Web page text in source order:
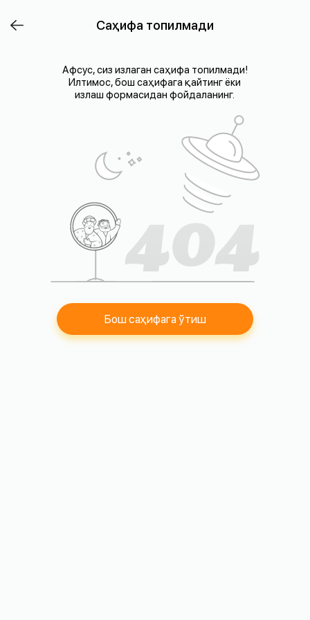
Саҳифа топилмади
Афсус, сиз излаган саҳифа топилмади!
Илтимос, бош саҳифага қайтинг ёки
излаш формасидан фойдаланинг.
Бош саҳифага ўтиш